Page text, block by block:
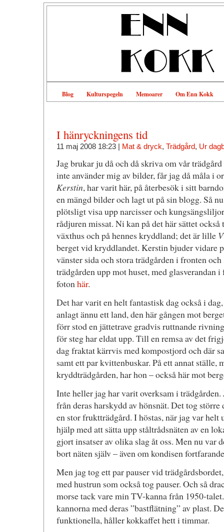
Blog Kulturspegeln Memoarer Om Enn Kokk
I hänryckningens tid
11 maj 2008 18:23 | Mat & dryck, Trädgård, Ur
Jag brukar ju då och då skriva om vår
inte använder mig av bilder, får jag då måla i
Kerstin, har varit här, på återbesök i sitt
en mängd bilder och lagt ut på sin blogg. Så
plötsligt visa upp narcisser och
rådjuren missat. Ni kan på det här sättet
växthus och på hennes kryddland; det är lille
berget vid kryddlandet. Kerstin bjuder vidare
vänster sida och stora trädgården i fronten
trädgården upp mot huset, med glasverandan
fotonhär.
Det har varit en helt fantastisk dag också i
anlagt ännu ett land, den här gången mot
förr stod en jättetrave gradvis ruttnande
för steg har eldat upp. Till en remsa av det
dag fraktat kärrvis med kompostjord och där
samt ett par kvittenbuskar. På ett annat ställe,
kryddträdgården, har hon – också här mot
Inte heller jag har varit overksam i
från deras harskydd av hönsnät. Det tog
en stor fruktträdgård. I höstas, när jag var helt
hjälp med att sätta upp ståltrådsnäten av en
gjort insatser av olika slag åt oss. Men nu var
bort näten själv – även om kondisen
Men jag tog ett par pauser vid
med hustrun som också tog pauser. Och så
morse tack vare min TV-kanna från 1950-
kannorna med deras ”bastflätning” av plast.
funktionella, håller kokkaffet hett i timmar.